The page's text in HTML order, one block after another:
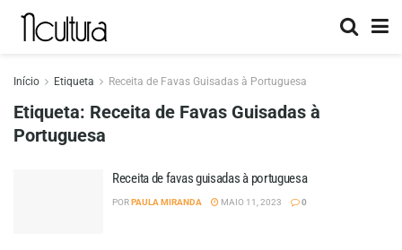
Início Etiqueta Receita de Favas Guisadas à Portuguesa
Etiqueta: Receita de Favas Guisadas à
Portuguesa
Receita de favas guisadas à portuguesa
PORPAULA MIRANDA MAIO 11, 2023 0